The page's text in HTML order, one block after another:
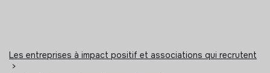
Les entreprises à impact positif et associations qui recrutent
>